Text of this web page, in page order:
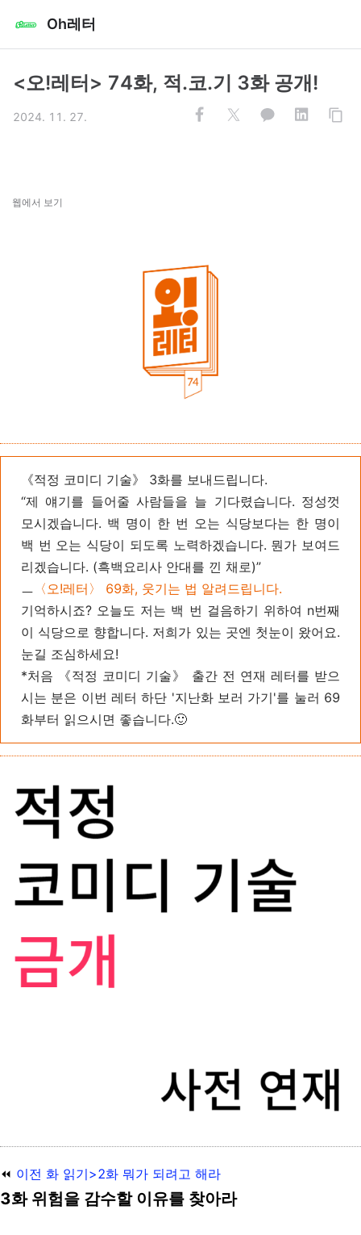
Oh레터
<오!레터> 74화, 적.코.기 3화 공개!
2024. 11. 27.
웹에서 보기
《적정 코미디 기술》 3화를 보내드립니다.
“제 얘기를 들어줄 사람들을 늘 기다렸습니다. 정성껏
모시겠습니다. 백 명이 한 번 오는 식당보다는 한 명이
백 번 오는 식당이 되도록 노력하겠습니다. 뭔가 보여드
리겠습니다. (흑백요리사 안대를 낀 채로)”
ㅡ 〈오!레터〉 69화, 웃기는 법 알려드립니다.
기억하시죠? 오늘도 저는 백 번 걸음하기 위하여 n번째
이 식당으로 향합니다. 저희가 있는 곳엔 첫눈이 왔어요.
눈길 조심하세요!
*처음 《적정 코미디 기술》 출간 전 연재 레터를 받으
시는 분은 이번 레터 하단 '지난화 보러 가기'를 눌러 69
화부터 읽으시면 좋습니다.🙂
⏪ 이전 화 읽기>2화 뭐가 되려고 해라
3화 위험을 감수할 이유를 찾아라